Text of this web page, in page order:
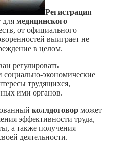
Регистрация
для медицинского
от официального
выиграет не
в целом.
регулировать
социально-экономические
трудящихся,
ими органов.
коллдоговор может
эффективности труда,
а также получения
деятельности.